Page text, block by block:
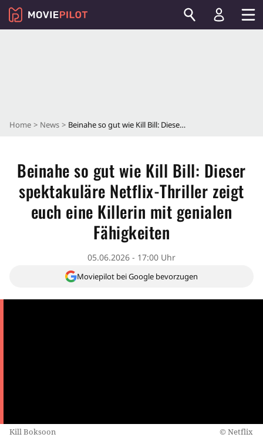
Home News Beinahe so gut wie Kill Bill: Dieser spektakuläre Netflix-Thriller zeigt euch eine Killerin mit genialen Fähigkeiten
Beinahe so gut wie Kill Bill: Dieser
spektakuläre Netflix-Thriller zeigt
euch eine Killerin mit genialen
Fähigkeiten
05.06.2026 - 17:00 Uhr
Moviepilot bei Google bevorzugen
Kill Boksoon Netflix